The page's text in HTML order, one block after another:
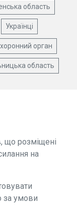
область
Українці
орган
область
що розміщені
на
за умови